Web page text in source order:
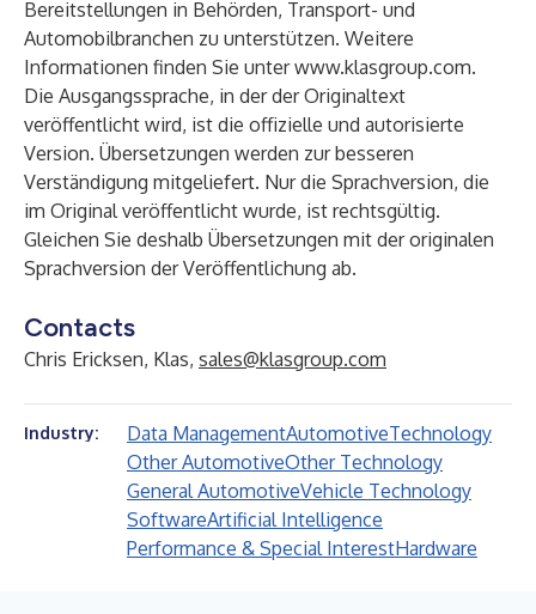
Bereitstellungen in Behörden, Transport- und
Automobilbranchen zu unterstützen. Weitere
Informationen finden Sie unterwww.klasgroup.com.
Die Ausgangssprache, in der der Originaltext
veröffentlicht wird, ist die offizielle und autorisierte
Version. Übersetzungen werden zur besseren
Verständigung mitgeliefert. Nur die Sprachversion, die
im Original veröffentlicht wurde, ist rechtsgültig.
Gleichen Sie deshalb Übersetzungen mit der originalen
Sprachversion der Veröffentlichung ab.
Contacts
Chris Ericksen, Klas, sales@klasgroup.com
Industry: Data ManagementAutomotiveTechnology
Other AutomotiveOther Technology
General AutomotiveVehicle Technology
SoftwareArtificial Intelligence
Performance & Special InterestHardware